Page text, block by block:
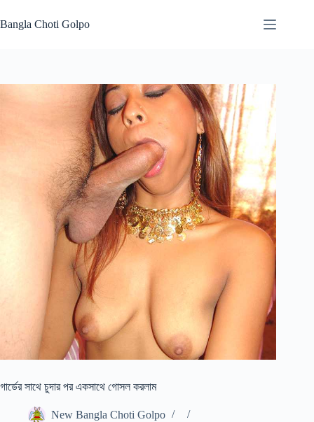
to
content
Bangla Choti Golpo
গার্ডের সাথে চুদার পর একসাথে গোসল করলাম
New Bangla Choti Golpo